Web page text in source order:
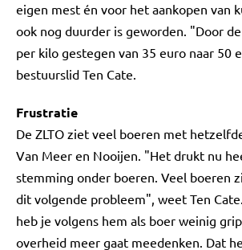
eigen mest én voor het aankopen van
ook nog duurder is geworden. "Door
per kilo gestegen van 35 euro naar 50
bestuurslid Ten Cate.
Frustratie
De ZLTO ziet veel boeren met
Van Meer en Nooijen. "Het drukt nu
stemming onder boeren. Veel boeren
dit volgende probleem", weet Ten
heb je volgens hem als boer weinig
overheid meer gaat meedenken. Dat